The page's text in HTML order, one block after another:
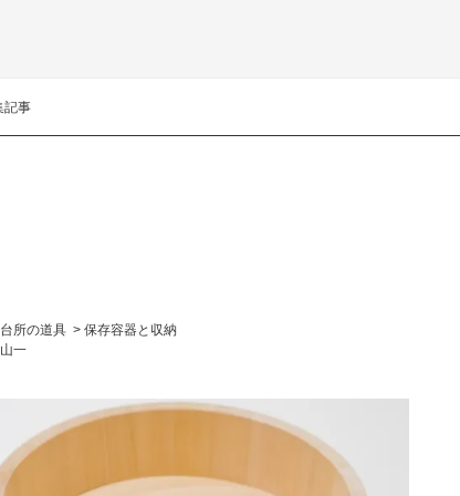
記事
台所の道具 > 保存容器と収納
山一